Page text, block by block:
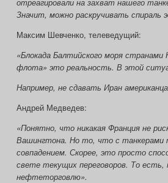
Значит, можно раскручивать спираль
Максим Шевченко, телеведущий:
«Блокада Балтийского моря
флота» это реальность. В этой
Например, не сдавать Иран
Андрей Медведев:
«Понятно, что никакая Франция не
Вашингтона. Но то, что с
совпадением. Скорее, это просто
свете текущих переговоров. То
нефтеторговлю».